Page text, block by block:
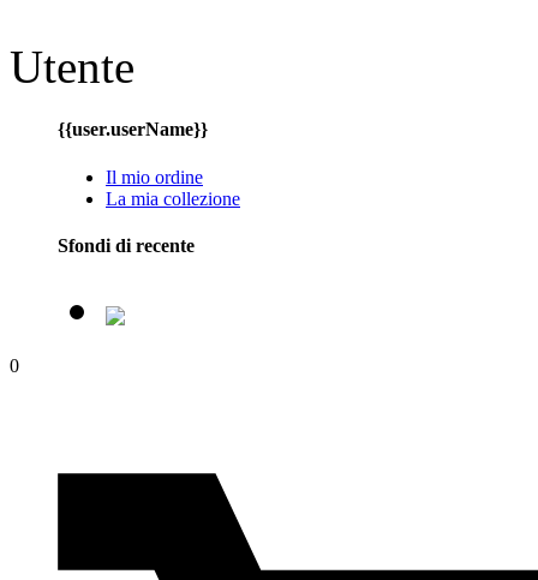
Utente
{{user.userName}}
Il mio ordine
La mia collezione
Sfondi di recente
0